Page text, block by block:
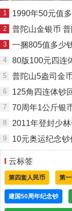
1 1990年50元值多
2 普陀山金银币
3 一捆805值多少
4 80版100元四连体钞钱币最
5 普陀山5盎司金币 普
6 125角四连体钞回收
7 70周年1公斤银币 人民
8 2011年登封少林寺5盎司金币 登封“天
9 10元奥运纪念钞值多少钱 奥
云标签
第四套人民币 第
建国50周年纪念钞